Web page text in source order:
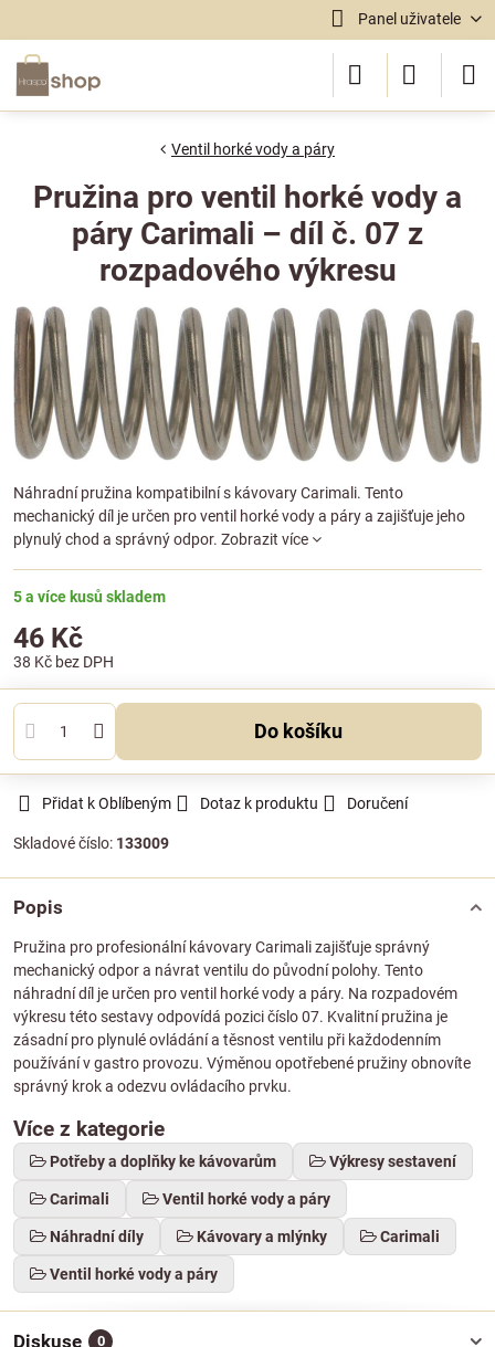
Panel uživatele
Ventil horké vody a páry
Pružina pro ventil horké vody a
páry Carimali – díl č. 07 z
rozpadového výkresu
Náhradní pružina kompatibilní s kávovary Carimali. Tento
mechanický díl je určen pro ventil horké vody a páry a zajišťuje jeho
plynulý chod a správný odpor. Zobrazit více
5 a více kusů skladem
46 Kč
38 Kč bez DPH
Do košíku
Přidat k Oblíbeným Dotaz k produktu Doručení
Skladové číslo: 133009
Popis
Pružina pro profesionální kávovary Carimali zajišťuje správný
mechanický odpor a návrat ventilu do původní polohy. Tento
náhradní díl je určen pro ventil horké vody a páry. Na rozpadovém
výkresu této sestavy odpovídá pozici číslo 07. Kvalitní pružina je
zásadní pro plynulé ovládání a těsnost ventilu při každodenním
používání v gastro provozu. Výměnou opotřebené pružiny obnovíte
správný krok a odezvu ovládacího prvku.
Více z kategorie
Potřeby a doplňky ke kávovarům Výkresy sestavení
Carimali Ventil horké vody a páry
Náhradní díly Kávovary a mlýnky Carimali
Ventil horké vody a páry
Diskuse 0